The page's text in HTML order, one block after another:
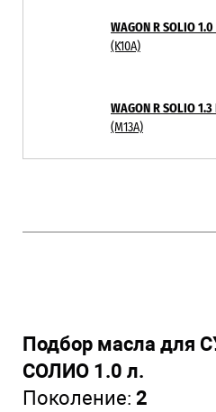
WAGON R SOLIO 1.0
(K10A)
WAGON R SOLIO 1.3
(M13A)
Подбор масла для
СОЛИО 1.0 л.
Поколение: 2